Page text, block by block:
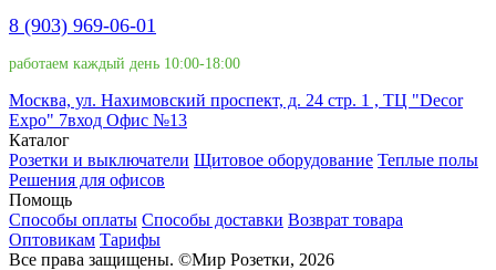
8 (903) 969-06-01
работаем каждый день 10:00-18:00
Москва, ул. Нахимовский проспект, д. 24 стр. 1 , ТЦ "Decor
Expo" 7вход Офис №13
Каталог
Розетки и выключатели Щитовое оборудование Теплые полы
Решения для офисов
Помощь
Способы оплаты Способы доставки Возврат товара
Оптовикам Тарифы
Все права защищены. ©Мир Розетки, 2026